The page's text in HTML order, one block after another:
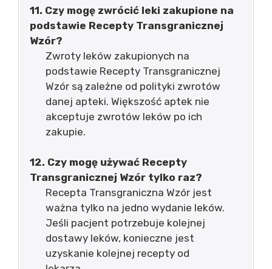
11. Czy mogę zwrócić leki zakupione na
podstawie Recepty Transgranicznej
Wzór?
Zwroty leków zakupionych na
podstawie Recepty Transgranicznej
Wzór są zależne od polityki zwrotów
danej apteki. Większość aptek nie
akceptuje zwrotów leków po ich
zakupie.
12. Czy mogę używać Recepty
Transgranicznej Wzór tylko raz?
Recepta Transgraniczna Wzór jest
ważna tylko na jedno wydanie leków.
Jeśli pacjent potrzebuje kolejnej
dostawy leków, konieczne jest
uzyskanie kolejnej recepty od